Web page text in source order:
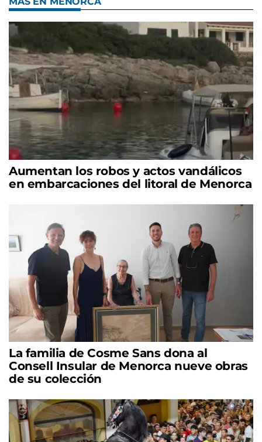
Aumentan los robos y actos vandálicos
en embarcaciones del litoral de Menorca
La familia de Cosme Sans dona al
Consell Insular de Menorca nueve obras
de su colección